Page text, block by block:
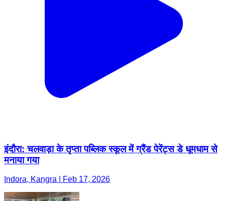
इंदौरा: चलवाड़ा के तृप्ता पब्लिक स्कूल में ग्रैंड पेरेंट्स डे धूमधाम से
मनाया गया
Indora, Kangra | Feb 17, 2026